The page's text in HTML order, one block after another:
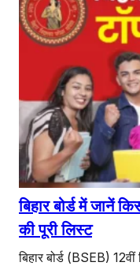
बिहार बोर्ड में जानें
की पूरी लिस्ट
बिहार बोर्ड (BSEB)